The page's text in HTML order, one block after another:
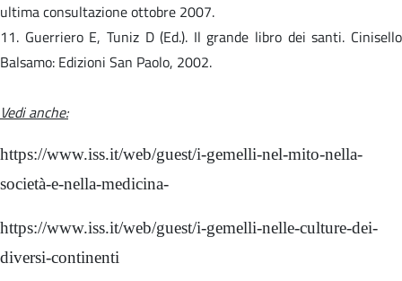
ultima consultazione ottobre 2007.
11. Guerriero E, Tuniz D (Ed.). Il grande libro dei santi. Cinisello
Balsamo: Edizioni San Paolo, 2002.
Vedi anche:
https://www.iss.it/web/guest/i-gemelli-nel-mito-nella-
società-e-nella-medicina-
https://www.iss.it/web/guest/i-gemelli-nelle-culture-dei-
diversi-continenti